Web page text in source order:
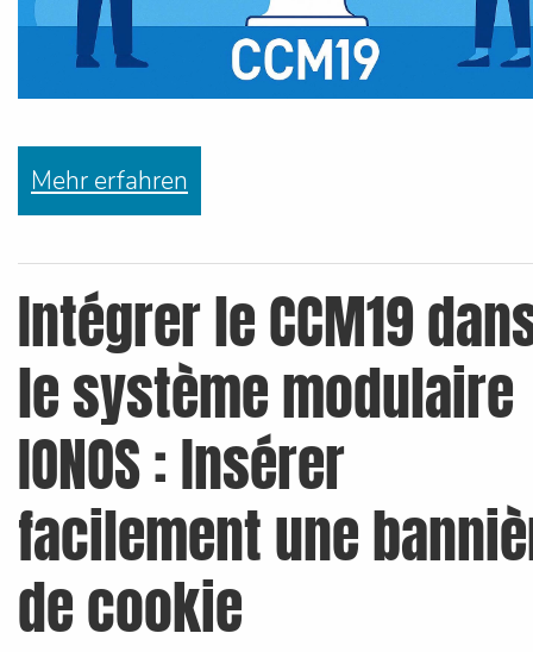
Mehr erfahren
Intégrer le CCM19
le système modulaire
IONOS : Insérer
facilement une
de cookie